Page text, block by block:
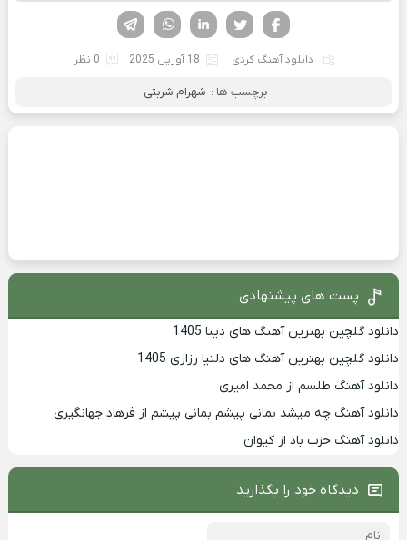
لینکدین تویتر
فیسوک
دانلود آهنگ کردی 18 آوریل 2025 0 نظر
برچسب ها : شهرام شربتی
پست های پیشنهادی
دانلود گلچین بهترین آهنگ های دینا 1405
دانلود گلچین بهترین آهنگ های دلنیا رزازی 1405
دانلود آهنگ طلسم از محمد امیری
دانلود آهنگ چه میشد بمانی پیشم بمانی پیشم از فرهاد جهانگیری
دانلود آهنگ حزب باد از کیوان
دیدگاه خود را بگذارید